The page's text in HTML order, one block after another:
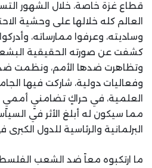
قطاع غزة خاصة، خلال الشهور
العالم كله خلالها على وحشية
وساديته، وعرفوا ممارساته،
كشفت عن صورته الحقيقية
وتظاهرت ضدها الأمم، ونظمت
وفعاليات دولية، شاركت فيها
العلمية، في حراكٍ تضامنيٍ أمميٍ
مما سيكون له أبلغ الأثر في
البرلمانية والرئاسية للدول
ما ارتكبوه معاً ضد الشعب